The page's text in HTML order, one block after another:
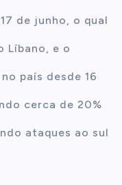
de junho, o qual
Líbano, e o
país desde 16
cerca de 20%
ataques ao sul